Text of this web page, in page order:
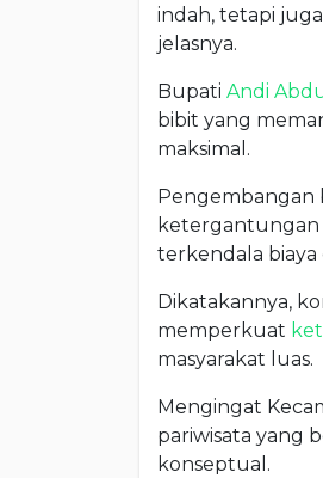
indah, tetapi
jelasnya.
Bupati Andi
bibit yang
maksimal.
Pengembangan
ketergantungan
terkendala biaya
Dikatakannya,
memperkuat
masyarakat luas.
Mengingat
pariwisata yang
konseptual.